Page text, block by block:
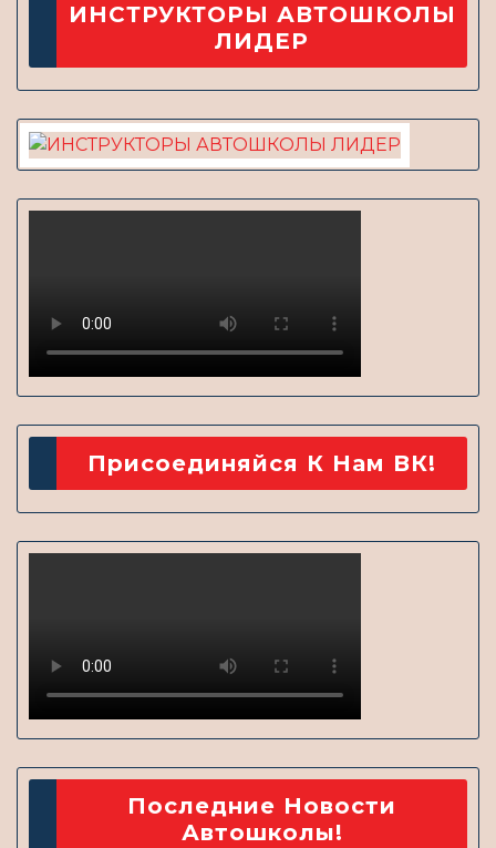
ИНСТРУКТОРЫ АВТОШКОЛЫ
ЛИДЕР
Присоединяйся К Нам ВК!
Последние Новости
Автошколы!